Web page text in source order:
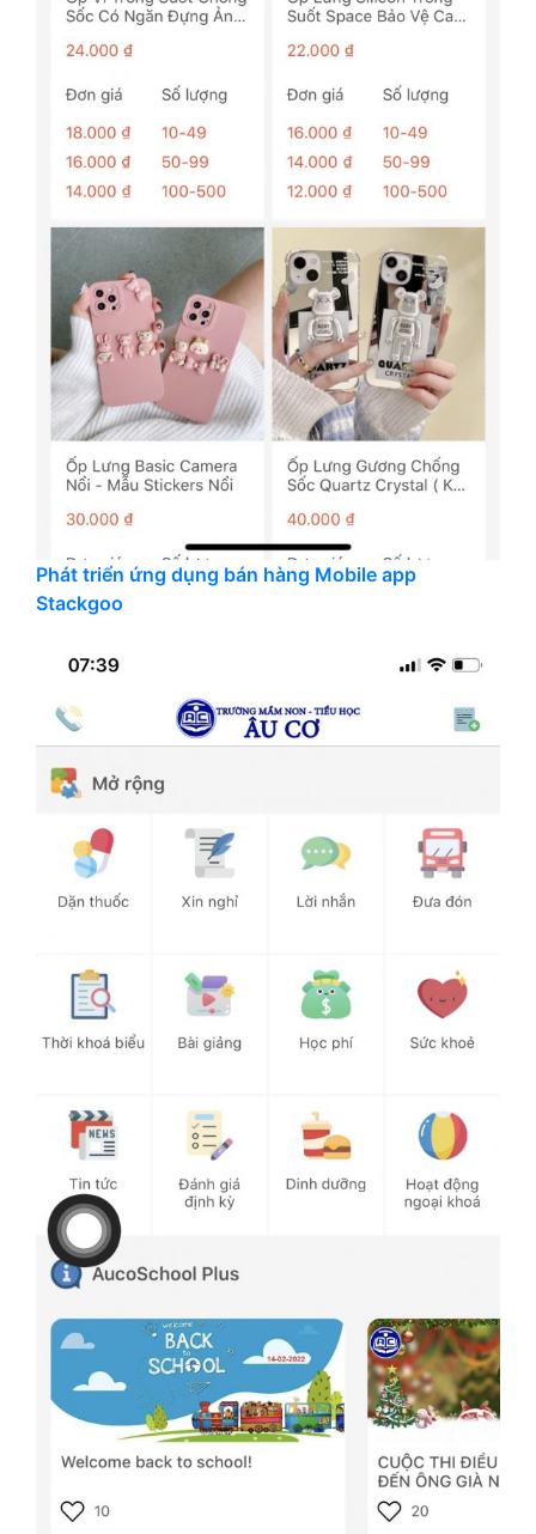
Phát triển ứng dụng bán hàng Mobile app
Stackgoo